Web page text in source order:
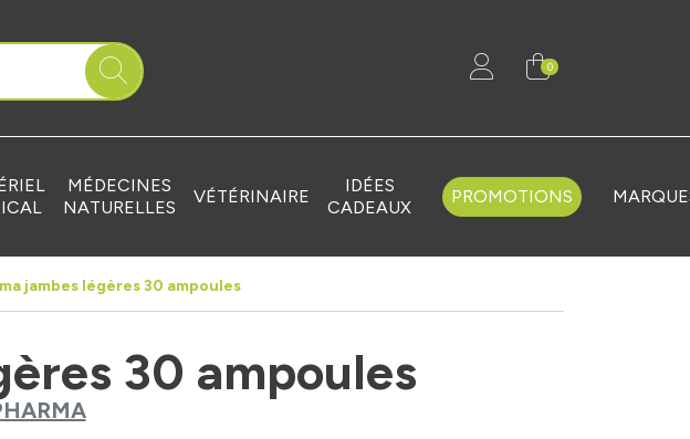
à votre service
0
MÉDECINES
NATURELLES
VÉTÉRINAIRE
IDÉES
CADEAUX
PROMOTIONS
jambes légères 30 ampoules
30 ampoules